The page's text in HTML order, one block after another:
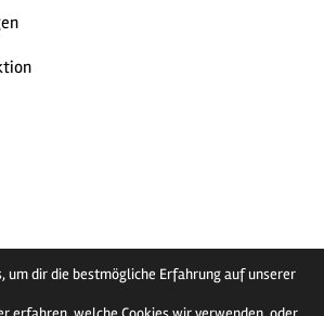
um dir die bestmögliche Erfahrung auf unserer